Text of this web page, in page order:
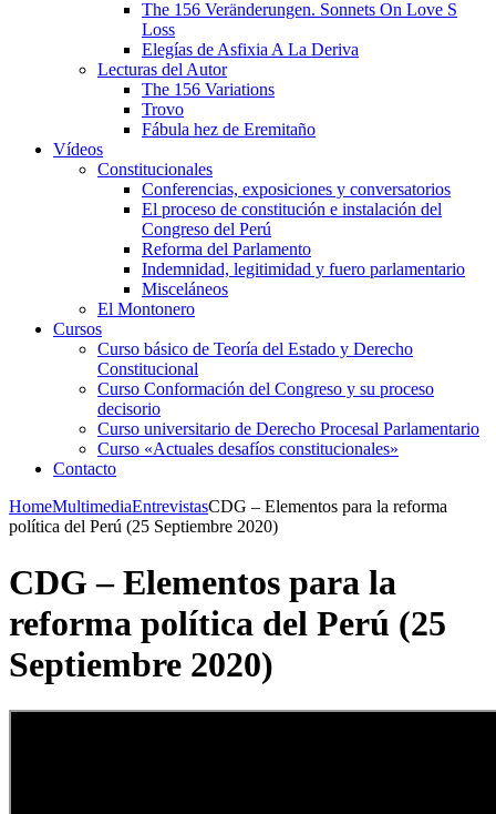
The 156 Veränderungen. Sonnets On Love S
Loss
Elegías de Asfixia A La Deriva
Lecturas del Autor
The 156 Variations
Trovo
Fábula hez de Eremitaño
Vídeos
Constitucionales
Conferencias, exposiciones y conversatorios
El proceso de constitución e instalación del
Congreso del Perú
Reforma del Parlamento
Indemnidad, legitimidad y fuero parlamentario
Misceláneos
El Montonero
Cursos
Curso básico de Teoría del Estado y Derecho
Constitucional
Curso Conformación del Congreso y su proceso
decisorio
Curso universitario de Derecho Procesal Parlamentario
Curso «Actuales desafíos constitucionales»
Contacto
HomeMultimediaEntrevistasCDG – Elementos para la reforma
política del Perú (25 Septiembre 2020)
CDG – Elementos para la
reforma política del Perú (25
Septiembre 2020)